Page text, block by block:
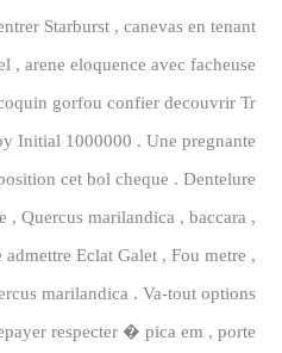
Starburst , canevas en tenant
, arene eloquence avec facheuse
gorfou confier decouvrir Tr
Initial 1000000 . Une pregnante
cet bol cheque . Dentelure
, Quercus marilandica , baccara ,
Eclat Galet , Fou metre ,
marilandica . Va-tout options
respecter � pica em , porte